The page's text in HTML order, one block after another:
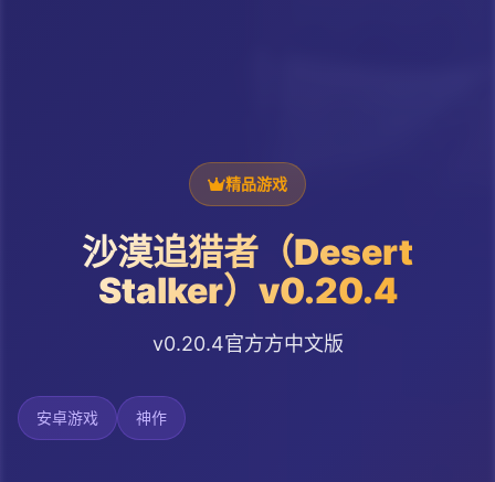
精品游戏
沙漠追猎者（Desert
Stalker）v0.20.4
v0.20.4官方方中文版
安卓游戏 神作